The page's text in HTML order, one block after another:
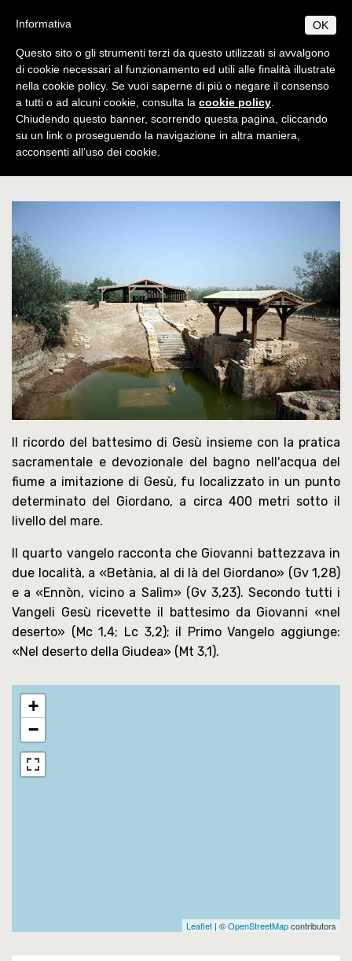
contenuto
principale
FRANCISCANUM
MENU
EN
IT
CHI SIAMO
Informazioni di base
Origini e sviluppo
Centenario di fondazione
Biblioteca
PROGRAMMI
Norme generali
Ordo e Depliant
PUBBLICAZIONI
Collectio Maior
Altro
AMBIENTE BIBLICO
CABT
Cronaca
Notiziario
Norme metodologiche
Tasse accademiche
Contatti
Studium Biblicum
Franciscanum
Ambiente
biblico
EscursioniGiordano
Sapsafas - Luogo del Battesimo
Il ricordo del battesimo di Gesù insieme con la pratica
sacramentale e devozionale del bagno nell'acqua del
fiume a imitazione di Gesù, fu localizzato in un punto
determinato del Giordano, a circa 400 metri sotto il
livello del mare.
Il quarto vangelo racconta che Giovanni battezzava in
due località, a «Betània, al di là del Giordano» (Gv 1,28)
e a «Ennòn, vicino a Salìm» (Gv 3,23). Secondo tutti i
Vangeli Gesù ricevette il battesimo da Giovanni «nel
deserto» (Mc 1,4; Lc 3,2); il Primo Vangelo aggiunge:
«Nel deserto della Giudea» (Mt 3,1).
+
−
Leaflet | ©OpenStreetMapcontributors
OK
Informativa
Questo sito o gli strumenti terzi da questo utilizzati si avvalgono
di cookie necessari al funzionamento ed utili alle finalità illustrate
nella cookie policy. Se vuoi saperne di più o negare il consenso
a tutti o ad alcuni cookie, consulta la cookie policy
Chiudendo questo banner, scorrendo questa pagina, cliccando
su un link o proseguendo la navigazione in altra maniera,
acconsenti all’uso dei cookie.